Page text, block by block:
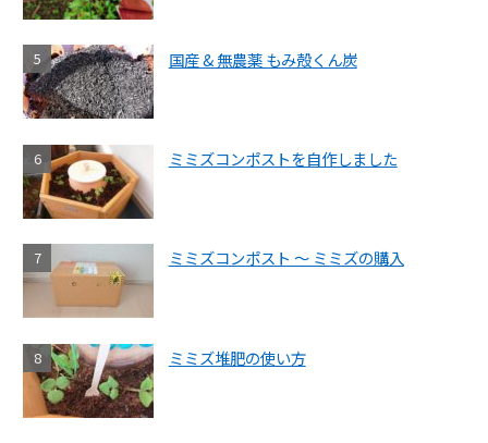
国産 & 無農薬 もみ殻くん炭
ミミズコンポストを自作しました
ミミズコンポスト ～ ミミズの購入
ミミズ堆肥の使い方